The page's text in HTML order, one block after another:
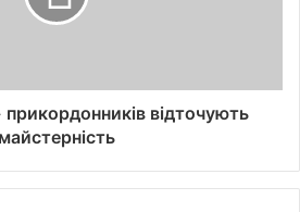
відточують
майстерність